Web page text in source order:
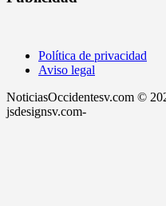
Política de privacidad
Aviso legal
NoticiasOccidentesv.com ©
jsdesignsv.com-